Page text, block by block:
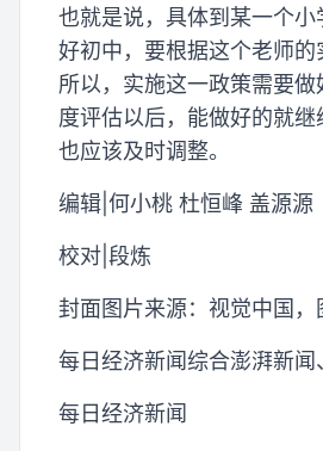
也就是说，具体到某一个
好初中，要根据这个老师的
所以，实施这一政策需要
度评估以后，能做好的就
也应该及时调整。
编辑|何小桃 杜恒峰 盖源源
校对|段炼
封面图片来源：视觉中国，
每日经济新闻综合澎湃新闻
每日经济新闻